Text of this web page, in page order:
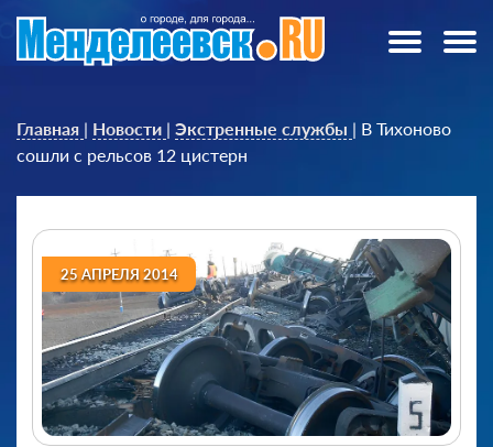
Главная | Новости | Экстренные службы | В Тихоново
сошли с рельсов 12 цистерн
25 АПРЕЛЯ 2014